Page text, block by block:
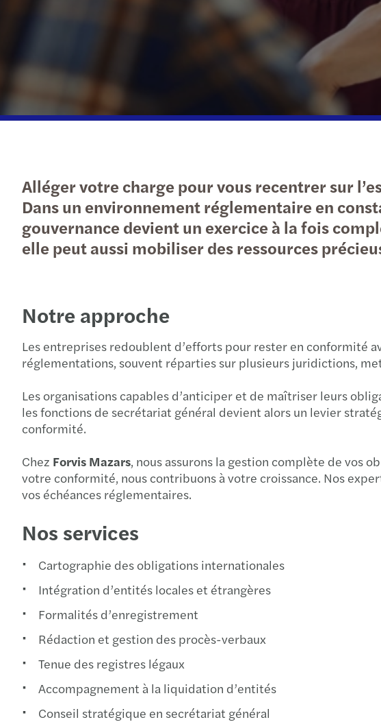
Alléger votre charge pour vous recentrer sur
Dans un environnement réglementaire en
gouvernance devient un exercice à la fois
elle peut aussi mobiliser des ressources
Notre approche
Les entreprises redoublent d’efforts pour rester en conformité
réglementations, souvent réparties sur plusieurs juridictions,
Les organisations capables d’anticiper et de maîtriser leurs
les fonctions de secrétariat général devient alors un levier
conformité.
Chez Forvis Mazars, nous assurons la gestion complète de vos
votre conformité, nous contribuons à votre croissance. Nos
vos échéances réglementaires.
Nos services
Cartographie des obligations internationales
Intégration d’entités locales et étrangères
Formalités d’enregistrement
Rédaction et gestion des procès-verbaux
Tenue des registres légaux
Accompagnement à la liquidation d’entités
Conseil stratégique en secrétariat général